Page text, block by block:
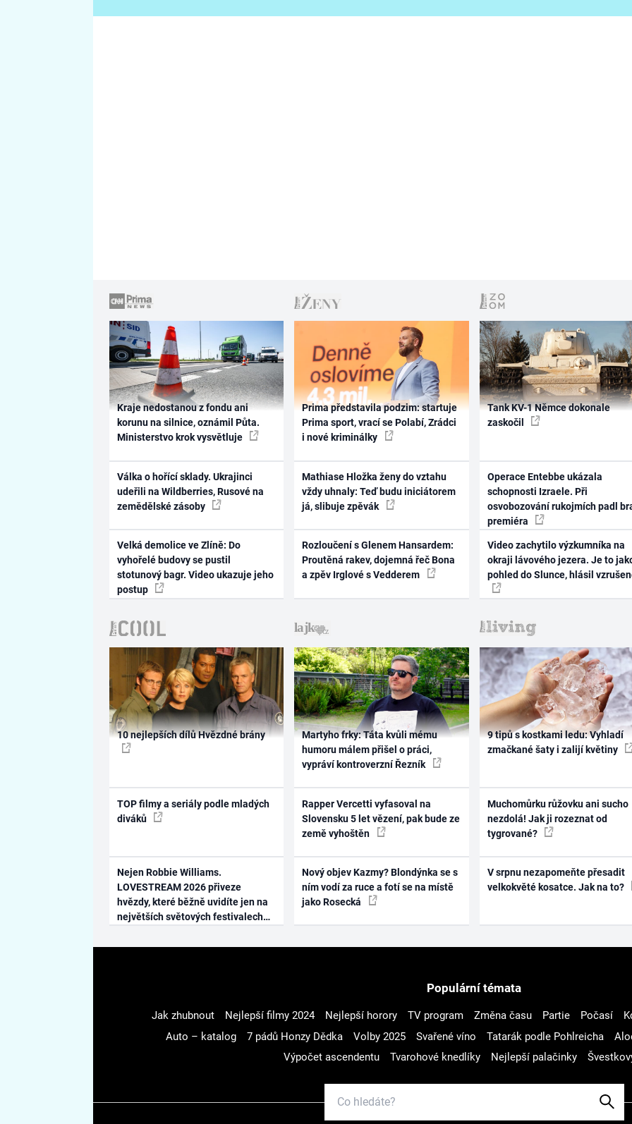
Kraje nedostanou z fondu ani
korunu na silnice, oznámil Půta.
Ministerstvo krok vysvětluje
Válka o hořící sklady. Ukrajinci
udeřili na Wildberries, Rusové na
zemědělské zásoby
Velká demolice ve Zlíně: Do
vyhořelé budovy se pustil
stotunový bagr. Video ukazuje jeho
postup
Prima představila podzim: startuje
Prima sport, vrací se Polabí, Zrádci
i nové kriminálky
Mathiase Hložka ženy do vztahu
vždy uhnaly: Teď budu iniciátorem
já, slibuje zpěvák
Rozloučení s Glenem Hansardem:
Proutěná rakev, dojemná řeč Bona
a zpěv Irglové s Vedderem
Tank KV-1 Němce dokonale
zaskočil
Operace Entebbe ukázala
schopnosti Izraele. Při
osvobozování rukojmích padl
premiéra
Video zachytilo výzkumníka na
okraji lávového jezera. Je to
pohled do Slunce, hlásil
10 nejlepších dílů Hvězdné brány
TOP filmy a seriály podle mladých
diváků
Nejen Robbie Williams.
LOVESTREAM 2026 přiveze
hvězdy, které běžně uvidíte jen na
největších světových festivalech
Martyho frky: Táta kvůli mému
humoru málem přišel o práci,
vypráví kontroverzní Řezník
Rapper Vercetti vyfasoval na
Slovensku 5 let vězení, pak bude ze
země vyhoštěn
Nový objev Kazmy? Blondýnka se s
ním vodí za ruce a fotí se na místě
jako Rosecká
9 tipů s kostkami ledu: Vyhladí
zmačkané šaty i zalijí květiny
Muchomůrku růžovku ani sucho
nezdolá! Jak ji rozeznat od
tygrované?
V srpnu nezapomeňte přesadit
velkokvěté kosatce. Jak na to?
Populární témata
Jak zhubnout Nejlepší filmy 2024 Nejlepší horory TV program Změna času Partie Počasí
Auto – katalog
7 pádů Honzy Dědka Volby 2025 Svařené víno Tatarák podle Pohlreicha
Výpočet ascendentu
Tvarohové knedlíky Nejlepší palačinky